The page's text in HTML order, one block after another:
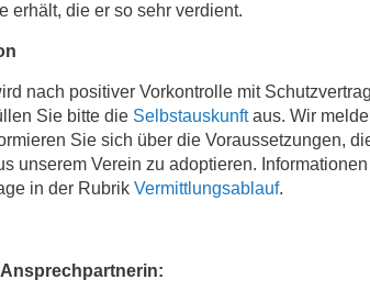
erhält, die er so sehr verdient.
nach positiver Vorkontrolle mit
Sie bitte die Selbstauskunftaus. Wir
Sie sich über die Voraussetzungen,
unserem Verein zu adoptieren.
in der Rubrik Vermittlungsablauf.
Ansprechpartnerin: